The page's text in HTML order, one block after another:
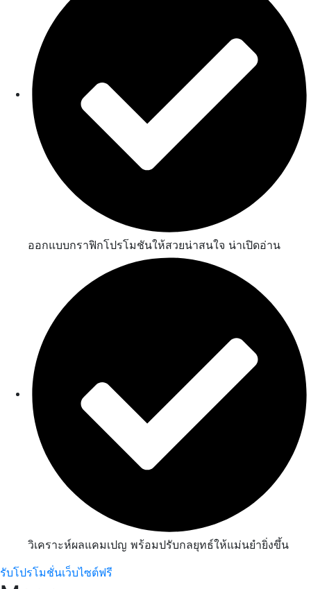
ออกแบบกราฟิกโปรโมชันให้สวยน่าสนใจ น่าเปิดอ่าน
วิเคราะห์ผลแคมเปญ พร้อมปรับกลยุทธ์ให้แม่นยำยิ่งขึ้น
รับโปรโมชั่นเว็บไซต์ฟรี